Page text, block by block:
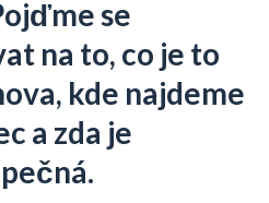
se
na to, co je to
kde najdeme
a zda je